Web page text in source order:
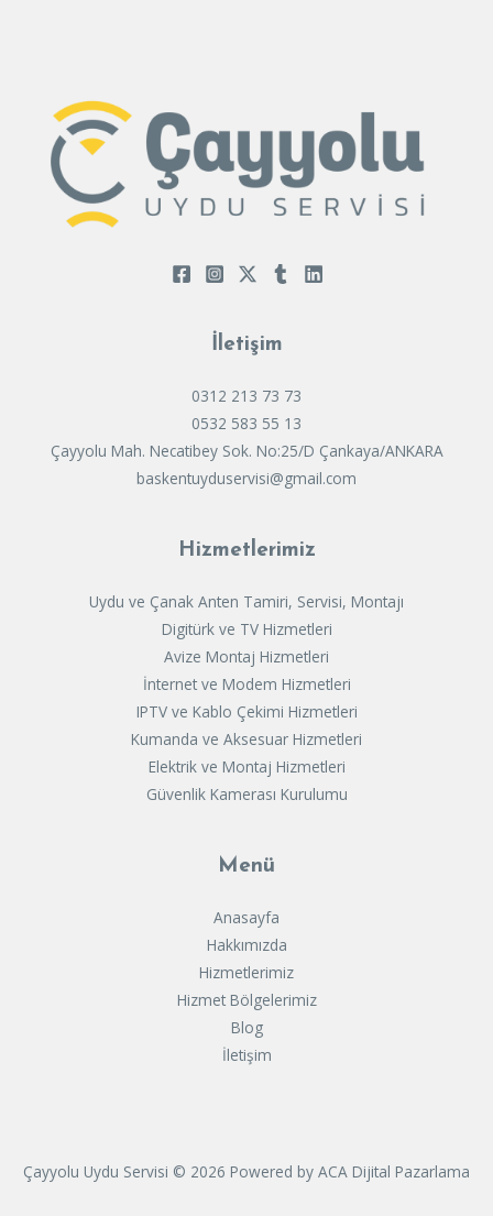
İletişim
0312 213 73 73
0532 583 55 13
Çayyolu Mah. Necatibey Sok. No:25/D Çankaya/ANKARA
baskentuyduservisi@gmail.com
Hizmetlerimiz
Uydu ve Çanak Anten Tamiri, Servisi, Montajı
Digitürk ve TV Hizmetleri
Avize Montaj Hizmetleri
İnternet ve Modem Hizmetleri
IPTV ve Kablo Çekimi Hizmetleri
Kumanda ve Aksesuar Hizmetleri
Elektrik ve Montaj Hizmetleri
Güvenlik Kamerası Kurulumu
Menü
Anasayfa
Hakkımızda
Hizmetlerimiz
Hizmet Bölgelerimiz
Blog
İletişim
Çayyolu Uydu Servisi © 2026 Powered by ACA Dijital Pazarlama